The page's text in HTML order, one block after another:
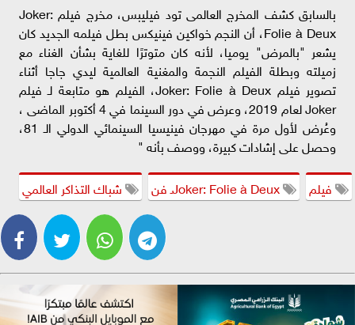
بالسابق كشف المخرج العالمى تود فيليبس، مخرج فيلم Joker:
Folie à Deux، أن النجم خواكين فينيكس بطل فيلمه الجديد كان
يشعر "بالمرض" يوميا، لأنه كان متوترًا للغاية بشأن الغناء مع
زميلته وبطلة الفيلم النجمة والمغنية العالمية ليدي جاجا أثناء
تصوير فيلم Joker: Folie à Deux، الفيلم هو متابعة لـ فيلم
Joker لعام 2019، وعرض في دور السينما في 4 أكتوبر الماضى ،
وعُرض لأول مرة في مهرجان فينيسيا السينمائي الدولي الـ 81،
وحصل على إشادات كبيرة، ووصف بأنه "
فيلم
شباك التذاكر العالمي